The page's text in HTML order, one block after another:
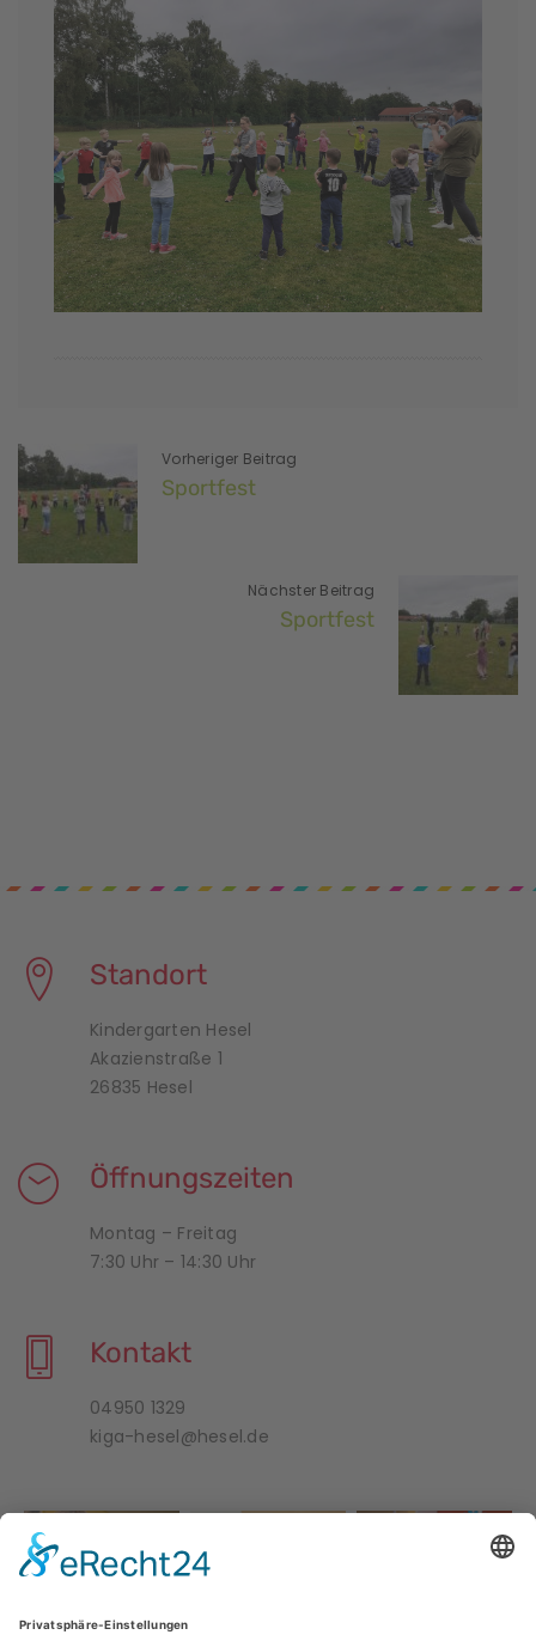
Vorheriger Beitrag
Sportfest
Nächster Beitrag
Sportfest
Standort
Kindergarten Hesel
Akazienstraße 1
26835 Hesel
Öffnungszeiten
Montag – Freitag
7:30 Uhr – 14:30 Uhr
Kontakt
04950 1329
kiga-hesel@hesel.de